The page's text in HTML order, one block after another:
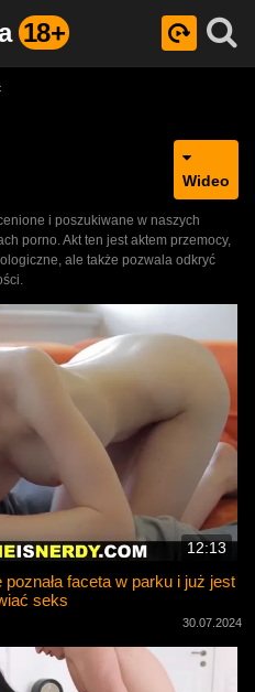
18+
Wideo
i poszukiwane w naszych
porno. Akt ten jest aktem przemocy,
ale także pozwala odkryć
12:13
faceta w parku i już jest
seks
30.07.2024